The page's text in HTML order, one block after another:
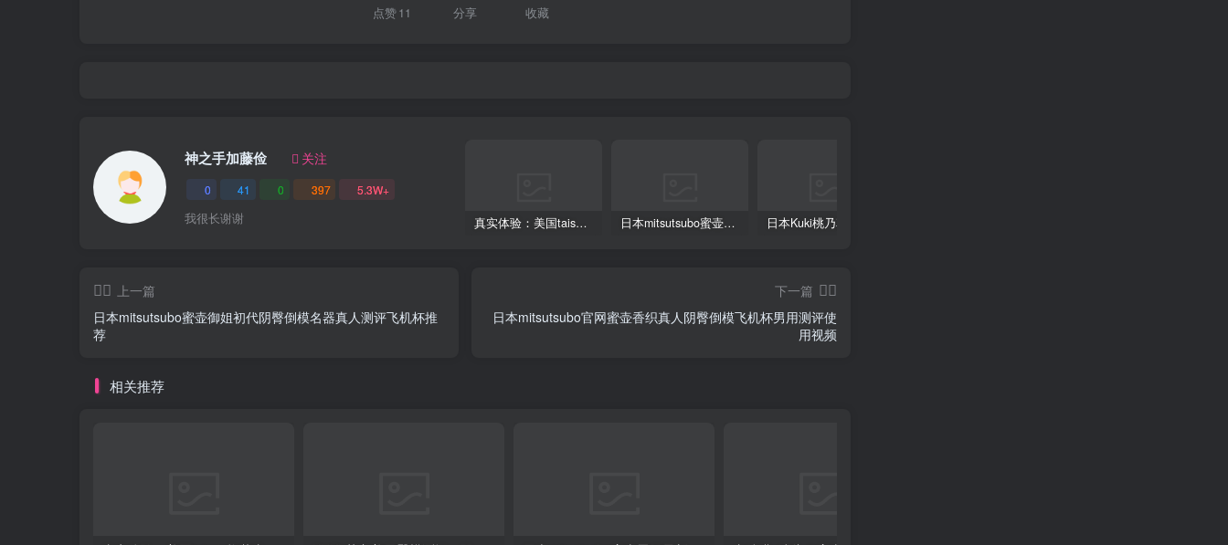
点赞11 分享 收藏
神之手加藤俭 关注
0 41 0 397 5.3W+
我很长谢谢 真实体验：美国taisen梅莉真人阴臀倒模飞机杯 日本mitsutsubo蜜壶雷姆最新飞机杯推荐及测评
上一篇
日本mitsutsubo蜜壶御姐初代阴臀倒模名器真人测评飞机杯推
荐
下一篇
日本mitsutsubo官网蜜壶香织真人阴臀倒模飞机杯男用测评使
用视频
相关推荐